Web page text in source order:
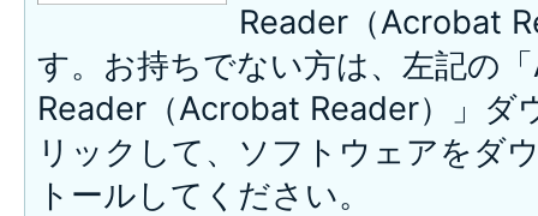
Reader（Acrobat
す。お持ちでない方は、左記の
Reader（Acrobat Reader）」ダ
リックして、ソフトウェアをダ
トールしてください。